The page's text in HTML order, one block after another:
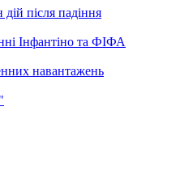
після падіння
Інфантіно та ФІФА
навантажень